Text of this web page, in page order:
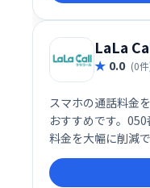
LaLa
0.0 (0
スマホの通話料金
おすすめです。
料金を大幅に削減
通話を低価格で実